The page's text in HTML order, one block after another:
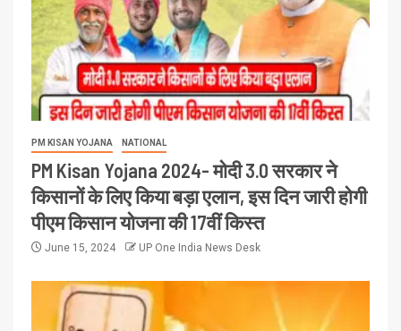
PM KISAN YOJANA NATIONAL
PM Kisan Yojana 2024- मोदी 3.0 सरकार ने
किसानों के लिए किया बड़ा एलान, इस दिन जारी होगी
पीएम किसान योजना की 17वीं किस्त
June 15, 2024 UP One India News Desk